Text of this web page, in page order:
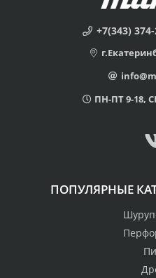
+7(343)
ПН-ПТ 9-18,
ПОПУЛЯРНЫЕ